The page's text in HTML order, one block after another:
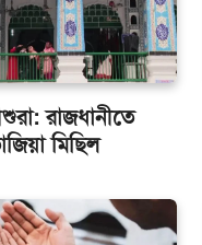
রাজধানীতে
মিছিল